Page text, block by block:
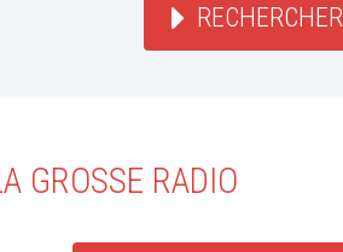
RECHERCHER
GROSSE RADIO